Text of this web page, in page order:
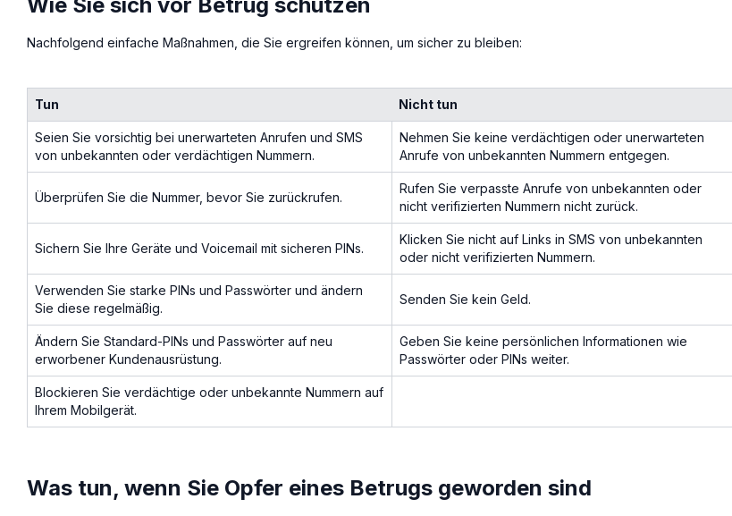
Nachfolgend einfache Maßnahmen, die Sie ergreifen können, um sicher zu bleiben:
Tun Nicht tun
Seien Sie vorsichtig bei unerwarteten Anrufen und SMS
von unbekannten oder verdächtigen Nummern.
Nehmen Sie keine verdächtigen oder unerwarteten
Anrufe von unbekannten Nummern entgegen.
Überprüfen Sie die Nummer, bevor Sie zurückrufen.
Rufen Sie verpasste Anrufe von unbekannten oder
nicht verifizierten Nummern nicht zurück.
Sichern Sie Ihre Geräte und Voicemail mit sicheren PINs.
Klicken Sie nicht auf Links in SMS von unbekannten
oder nicht verifizierten Nummern.
Verwenden Sie starke PINs und Passwörter und ändern
Sie diese regelmäßig.
Senden Sie kein Geld.
Ändern Sie Standard-PINs und Passwörter auf neu
erworbener Kundenausrüstung.
Geben Sie keine persönlichen Informationen wie
Passwörter oder PINs weiter.
Blockieren Sie verdächtige oder unbekannte Nummern auf
Ihrem Mobilgerät.
Was tun, wenn Sie Opfer eines Betrugs geworden sind